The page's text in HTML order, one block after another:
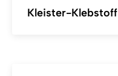
Kleister-Klebstoff